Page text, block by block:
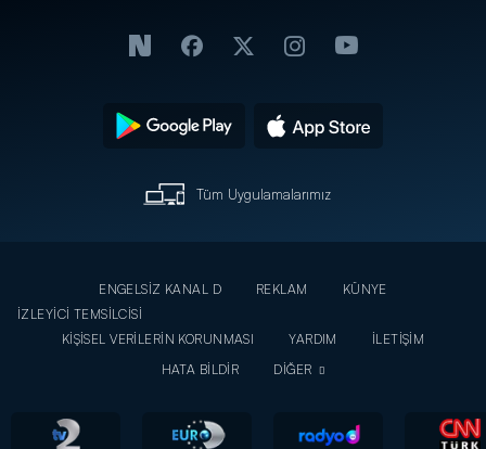
Tüm Uygulamalarımız
ENGELSİZ KANAL D REKLAM
KÜNYE
İZLEYİCİ TEMSİLCİSİ
KİŞİSEL VERİLERİN KORUNMASI
YARDIM
İLETİŞİM
HATA BİLDİR
DİĞER